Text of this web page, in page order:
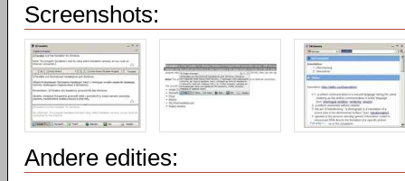
Screenshots:
Andere edities: